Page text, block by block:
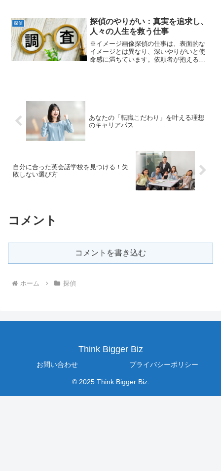
道な努力や冷静な判断力、そして何より
も人間への深い洞察力が求め...
探偵
探偵のやりがい：真実を追求し、
人々の人生を救う仕事
※イメージ画像探偵の仕事は、表面的な
イメージとは異なり、深いやりがいと使
命感に満ちています。依頼者が抱える心
あなたの「転職こだわり」を叶える理想
のキャリアパス
自分に合った英会話学校を見つける！失
敗しない選び方
コメント
コメントを書き込む
ホーム 探偵
Think Bigger Biz
お問い合わせ プライバシーポリシー
© 2025 Think Bigger Biz.